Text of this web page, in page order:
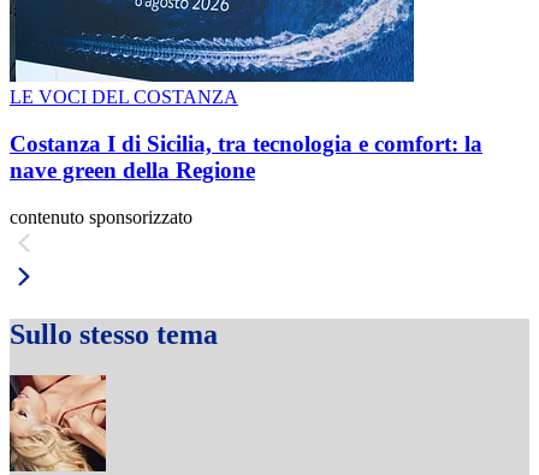
LE VOCI DEL COSTANZA
Costanza I di Sicilia, tra tecnologia e comfort: la
nave green della Regione
contenuto sponsorizzato
Sullo stesso tema